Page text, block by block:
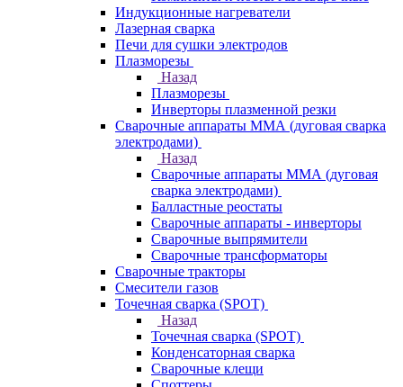
Индукционные нагреватели
Лазерная сварка
Печи для сушки электродов
Плазморезы
Назад
Плазморезы
Инверторы плазменной резки
Сварочные аппараты ММА (дуговая сварка
электродами)
Назад
Сварочные аппараты ММА (дуговая
сварка электродами)
Балластные реостаты
Сварочные аппараты - инверторы
Сварочные выпрямители
Сварочные трансформаторы
Сварочные тракторы
Смесители газов
Точечная сварка (SPOT)
Назад
Точечная сварка (SPOT)
Конденсаторная сварка
Сварочные клещи